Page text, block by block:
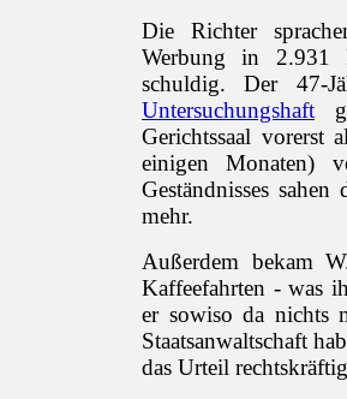
Die Richter
Werbung in 2.931
schuldig. Der 47-
Untersuchungshaft
Gerichtssaal vorerst
einigen Monaten)
Geständnisses
mehr.
Außerdem bekam
Kaffeefahrten - was
er sowiso da nichts
Staatsanwaltschaft
das Urteil